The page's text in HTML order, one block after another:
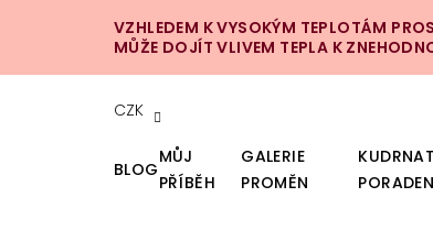
VZHLEDEM K VYSOKÝM TEPLOTÁM
MŮŽE DOJÍT VLIVEM TEPLA K
CZK
BLOG
MŮJ
PŘÍBĚH
GALERIE
PROMĚN